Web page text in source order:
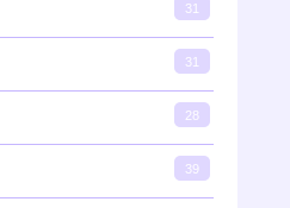
31
31
28
39